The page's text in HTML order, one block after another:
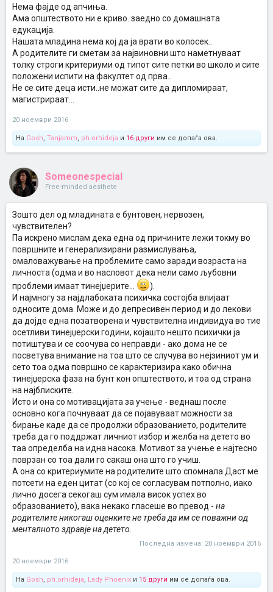
Нема фајде од апчиња.
Ама општеството ни е криво..заедно со домашната
едукација.
Нашата младина нема кој да ја врати во колосек..
А родителите ги сметам за највиновни што наметнуваат
толку строги критериуми од типот сите петки во школо и сите
положени испити на факултет од прва..
Не се сите деца исти..не можат сите да дипломираат,
магистрираат...
20 ноември 2016
На Gosh, Tanjamm, ph.orhideja и 16 други им се допаѓа ова.
Someonespecial
Free-minded aesthete
Зошто дел од младината е бунтовен, нервозен,
чувствителен?
Па искрено мислам дека една од причините лежи токму во
површните и генерализирани размислувања,
омаловажување на проблемите само заради возраста на
личноста (одма и во насловот дека нели само љубовни
проблеми имаат тинејџерите...
).
И најмногу за најдлабоката психичка состојба влијаат
односите дома. Може и до депресивен период и до лекови
да дојде една позатворена и чувствителна индивидуа во тие
осетливи тинејџерски години, којашто нешто психички ја
потиштува и се соочува со неправди - ако дома не се
посветува внимание на тоа што се случува во нејзиниот ум и
сето тоа одма површно се карактеризира како обична
тинејџерска фаза на бунт кон општеството, и тоа од страна
на најблиските.
Исто и она со мотивацијата за учење - веднаш после
основно кога почнуваат да се појавуваат можности за
бирање каде да се продолжи образованието, родителите
треба да го поддржат личниот избор и желба на детето во
таа определба на идна насока. Мотивот за учење е најтесно
поврзан со тоа дали го сакаш она што го учиш.
А она со критериумите на родителите што спомнала Даст ме
потсети на еден цитат (со кој се согласувам потполно, иако
лично досега секогаш сум имала висок успех во
образованието), вака некако гласеше во превод - на
родителите никогаш оценките не треба да им се поважни од
менталното здравје на детето
Последна измена: 20 ноември 2016
20 ноември 2016
На Gosh, ph.orhideja, Lady Phoenix и 15 други им се допаѓа ова.